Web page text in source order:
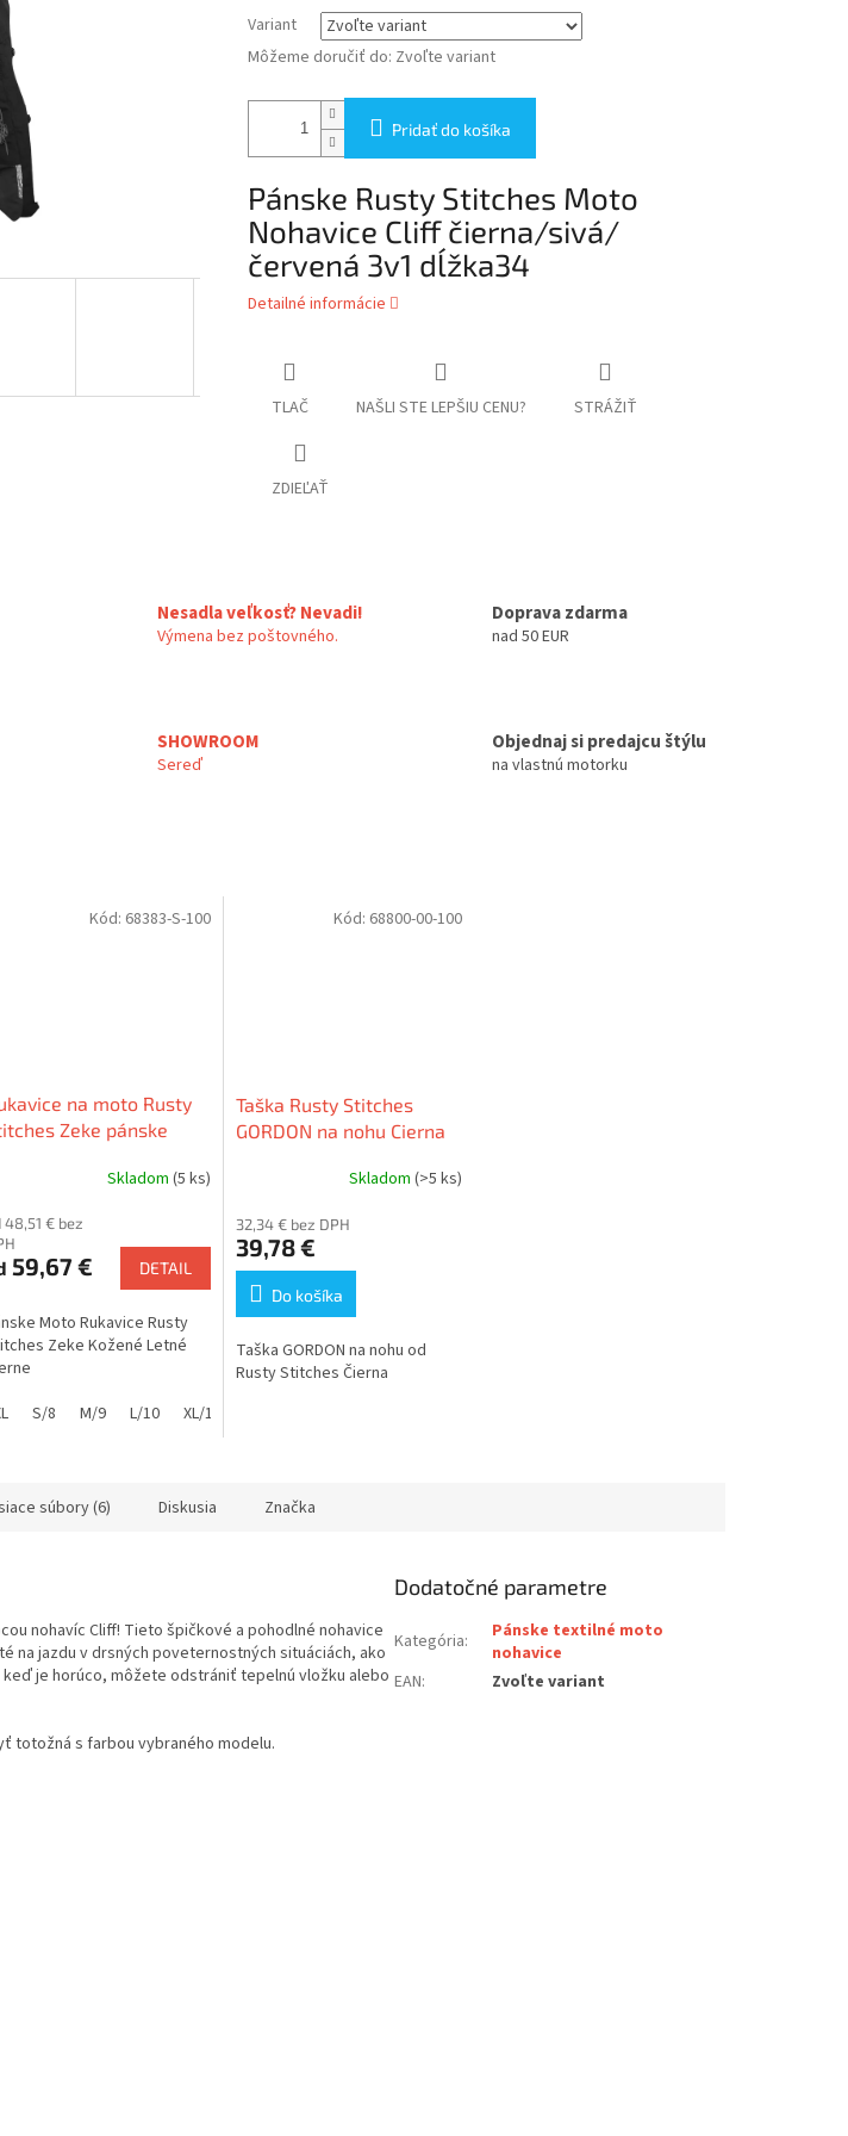
Variant
Môžeme doručiť do: Zvoľte variant
Pridať do košíka
Pánske Rusty Stitches Moto
Nohavice Cliff čierna/sivá/
červená 3v1 dĺžka34
Detailné informácie
TLAČ NAŠLI STE LEPŠIU CENU? STRÁŽIŤ
ZDIEĽAŤ
Nesadla veľkosť? Nevadi!
Výmena bez poštovného.
Doprava zdarma
nad 50 EUR
SHOWROOM
Sereď
Objednaj si predajcu štýlu
na vlastnú motorku
na moto Rusty
Zeke pánske
Skladom (5 ks)
48,51 € bez
59,67 € DETAIL
Moto Rukavice Rusty
Zeke Kožené Letné
S/8 M/9 L/10 XL/11
Kód: 68383-S-100
Taška Rusty Stitches
GORDON na nohu Cierna
Skladom(>5 ks)
32,34 € bez DPH
39,78 €
Do košíka
Taška GORDON na nohu od
Rusty Stitches Čierna
Kód: 68800-00-100
súbory (6) Diskusia Značka
nohavíc Cliff! Tieto špičkové a pohodlné nohavice
na jazdu v drsných poveternostných situáciách, ako
keď je horúco, môžete odstrániť tepelnú vložku alebo
totožná s farbou vybraného modelu.
Dodatočné parametre
Kategória:
Pánske textilné moto
nohavice
EAN: Zvoľte variant